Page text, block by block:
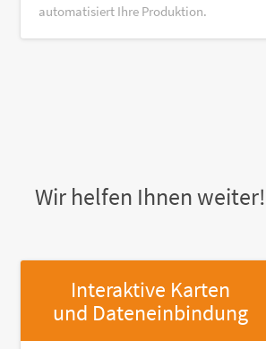
automatisiert Ihre Produktion.
Wir helfen Ihnen weiter!
Interaktive Karten
und Dateneinbindung